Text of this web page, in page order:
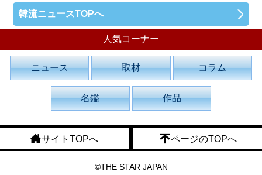
韓流ニュースTOPへ
人気コーナー
ニュース 取材 コラム
名鑑 作品
サイトTOPへ ページのTOPへ
©THE STAR JAPAN